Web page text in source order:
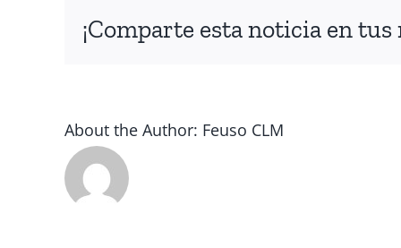
¡Comparte esta noticia en tus
About the Author: Feuso CLM